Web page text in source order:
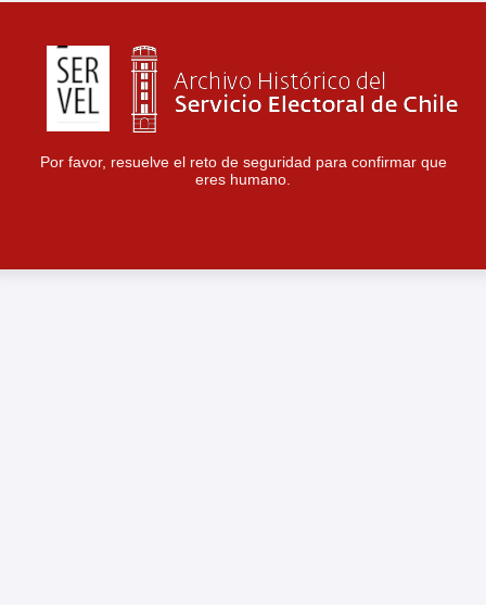
Por favor, resuelve el reto de seguridad para confirmar que
eres humano.